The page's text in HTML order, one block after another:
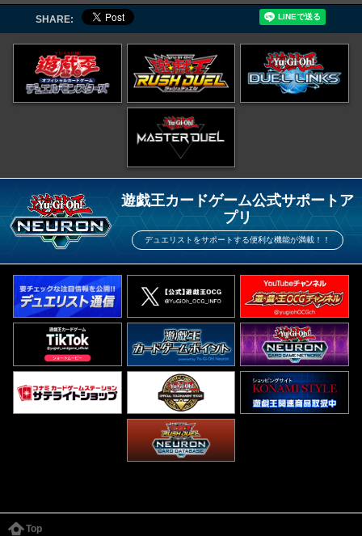
SHARE:
遊戯王カードゲーム公式サポートア
プリ
デュエリストをサポートする便利な機能が満載！！
Top